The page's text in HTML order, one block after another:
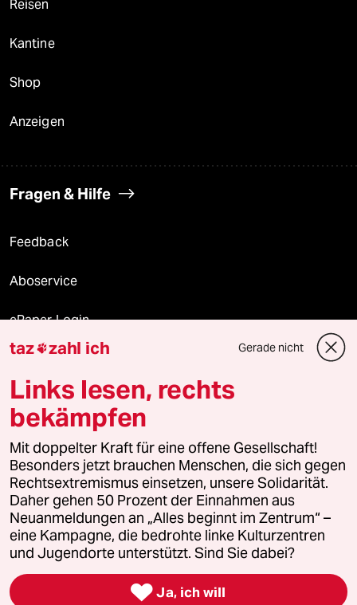
Reisen
Kantine
Shop
Anzeigen
Fragen & Hilfe
Feedback
Aboservice
ePaper Login
Downloads für Abonnierende
© 2026 taz Verlags und Vertriebs GmbH
Alle Rechte vorbehalten. Bei rechtlichen Fragen oder für Genehmigungen
wenden Sie sich bitte an
lizenzen@taz.de
Feedback Redaktionsstatut Kommune-Richtlinien
Leitlinie Informant Datenschutz Impressum AGB
Seitenwende Einwilligungen widerrufen (Ads)
taz zahl ich Gerade nicht
Links lesen, rechts
bekämpfen
Mit doppelter Kraft für eine offene Gesellschaft!
Besonders jetzt brauchen Menschen, die sich gegen
Rechtsextremismus einsetzen, unsere Solidarität.
Daher gehen 50 Prozent der Einnahmen aus
Neuanmeldungen an „Alles beginnt im Zentrum“ –
eine Kampagne, die bedrohte linke Kulturzentren
und Jugendorte unterstützt. Sind Sie dabei?
 Ja, ich will